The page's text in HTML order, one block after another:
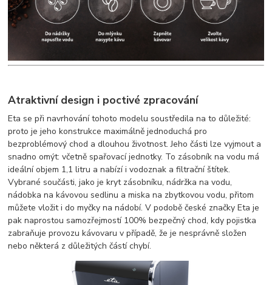
Atraktivní design i poctivé zpracování
Eta se při navrhování tohoto modelu soustředila na to důležité:
proto je jeho konstrukce maximálně jednoduchá pro
bezproblémový chod a dlouhou životnost. Jeho části lze vyjmout a
snadno omýt: včetně spařovací jednotky. To zásobník na vodu má
ideální objem 1,1 litru a nabízí i vodoznak a filtrační štítek.
Vybrané součásti, jako je kryt zásobníku, nádržka na vodu,
nádobka na kávovou sedlinu a miska na zbytkovou vodu, přitom
můžete vložit i do myčky na nádobí. V podobě české značky Eta je
pak naprostou samozřejmostí 100% bezpečný chod, kdy pojistka
zabraňuje provozu kávovaru v případě, že je nesprávně složen
nebo některá z důležitých částí chybí.